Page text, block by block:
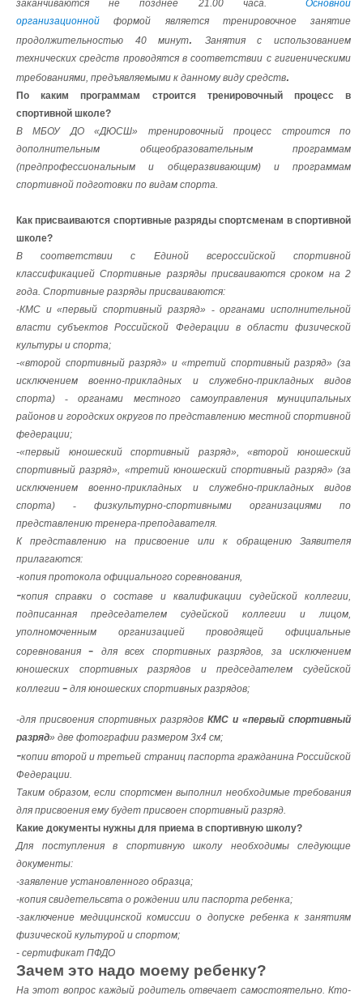
заканчиваются не позднее 21.00 часа. Основной
организационной формой является тренировочное занятие
продолжительностью 40 минут.
Занятия с использованием
технических средств проводятся в соответствии с гигиеническими
требованиями, предъявляемыми к данному виду средств.
По каким программам строится тренировочный процесс в
спортивной школе?
В МБОУ ДО «ДЮСШ» тренировочный процесс строится по
дополнительным общеобразовательным программам
(предпрофессиональным и общеразвивающим) и программам
спортивной подготовки по видам спорта.
Как присваиваются спортивные разряды спортсменам в спортивной
школе?
В соответствии с Единой всероссийской спортивной
классификацией Спортивные разряды присваиваются сроком на 2
года. Спортивные разряды присваиваются:
-КМС и «первый спортивный разряд» -органами исполнительной
власти субъектов Российской Федерации в области физической
культуры и спорта;
-«второй спортивный разряд» и «третий спортивный разряд» (за
исключением военно-прикладных и служебно-прикладных видов
спорта)- органами местного самоуправления муниципальных
районов и городских округов по представлению местной спортивной
федерации;
-«первый юношеский спортивный разряд», «второй юношеский
спортивный разряд», «третий юношеский спортивный разряд» (за
исключением военно-прикладных и служебно-прикладных видов
спорта) - физкультурно-спортивными организациями по
представлению тренера-преподавателя.
К представлению на присвоение или к обращению Заявителя
прилагаются:
-копия протокола официального соревнования,
-копия справки о составе и квалификации судейской коллегии,
подписанная председателем судейской коллегии и лицом,
уполномоченным организацией проводящей официальные
соревнования- для всех спортивных разрядов, за исключением
юношеских спортивных разрядов и председателем судейской
коллегии - для юношеских спортивных разрядов;
-для присвоения спортивных разрядов КМС и «первый спортивный
разряд» две фотографии размером 3х4 см;
-копии второй и третьей страниц паспорта гражданина Российской
Федерации.
Таким образом, если спортсмен выполнил необходимые требования
для присвоения ему будет присвоен спортивный разряд.
Какие документы нужны для приема в спортивную школу?
Для поступления в спортивную школу необходимы следующие
документы:
-заявление установленного образца;
-копия свидетельсвта о рождении или паспорта ребенка;
-заключение медицинской комиссии о допуске ребенка к занятиям
физической культурой и спортом;
- сертификат ПФДО
Зачем это надо моему ребенку?
На этот вопрос каждый родитель отвечает самостоятельно. Кто-